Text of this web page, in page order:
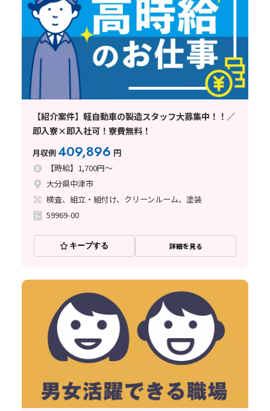
【紹介案件】軽自動車の製造スタッフ大募集中！！／
即入寮×即入社可！寮費無料！
月収例409,896 円
【時給】1,700円～
大分県中津市
検査、組立・組付け、クリーンルーム、塗装
59969-00
キープする 詳細を見る